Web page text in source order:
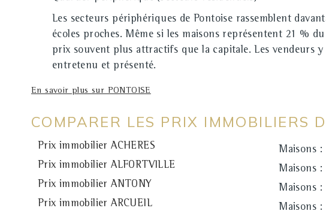
Les secteurs périphériques de Pontoise rassemblent
écoles proches. Même si les maisons représentent 21 %
prix souvent plus attractifs que la capitale. Les vendeurs
entretenu et présenté.
En savoir plus sur PONTOISE
COMPARER LES PRIX IMMOBILIERS
Prix immobilier ACHERES Maisons
Prix immobilier ALFORTVILLE Maisons
Prix immobilier ANTONY Maisons
Prix immobilier ARCUEIL Maisons